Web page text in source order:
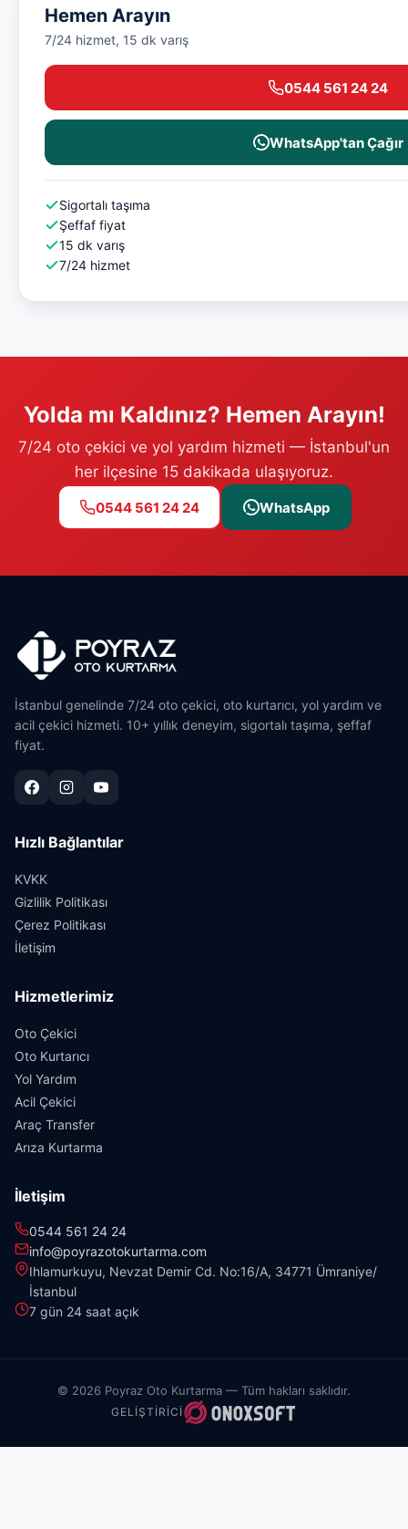
Hemen Arayın
7/24 hizmet, 15 dk varış
0544 561 24 24
WhatsApp'tan Çağır
Sigortalı taşıma
Şeffaf fiyat
15 dk varış
7/24 hizmet
Yolda mı Kaldınız? Hemen Arayın!
7/24 oto çekici ve yol yardım hizmeti — İstanbul'un
her ilçesine 15 dakikada ulaşıyoruz.
0544 561 24 24 WhatsApp
İstanbul genelinde 7/24 oto çekici, oto kurtarıcı, yol yardım ve
acil çekici hizmeti. 10+ yıllık deneyim, sigortalı taşıma, şeffaf
fiyat.
Hızlı Bağlantılar
KVKK
Gizlilik Politikası
Çerez Politikası
İletişim
Hizmetlerimiz
Oto Çekici
Oto Kurtarıcı
Yol Yardım
Acil Çekici
Araç Transfer
Arıza Kurtarma
İletişim
0544 561 24 24
info@poyrazotokurtarma.com
Ihlamurkuyu, Nevzat Demir Cd. No:16/A, 34771 Ümraniye/
İstanbul
7 gün 24 saat açık
© 2026 Poyraz Oto Kurtarma — Tüm hakları saklıdır.
GELIŞTIRICI